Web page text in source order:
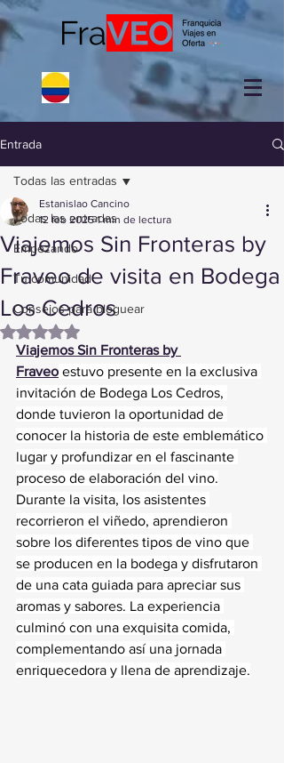
Entrada
Todas las entradas
Empezando
Tu comunidad
Consejos para bloguear
Todas las entradas
Viajemos Sin Fronteras by
Fraveo de visita en Bodega
Los Cedros
Estanislao Cancino
12 feb 2025 1 min de lectura
Obtuvo NaN de 5 estrellas.
Viajemos Sin Fronteras by
Fraveo estuvo presente en la exclusiva
invitación de Bodega Los Cedros,
donde tuvieron la oportunidad de
conocer la historia de este emblemático
lugar y profundizar en el fascinante
proceso de elaboración del vino.
Durante la visita, los asistentes
recorrieron el viñedo, aprendieron
sobre los diferentes tipos de vino que
se producen en la bodega y disfrutaron
de una cata guiada para apreciar sus
aromas y sabores. La experiencia
culminó con una exquisita comida,
complementando así una jornada
enriquecedora y llena de aprendizaje.